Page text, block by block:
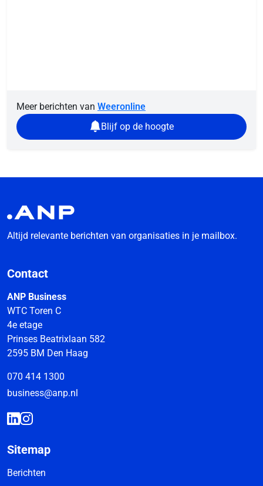
Meer berichten van Weeronline
Blijf op de hoogte
Altijd relevante berichten van organisaties in je mailbox.
Contact
ANP Business
WTC Toren C
4e etage
Prinses Beatrixlaan 582
2595 BM Den Haag
070 414 1300
business@anp.nl
Sitemap
Berichten